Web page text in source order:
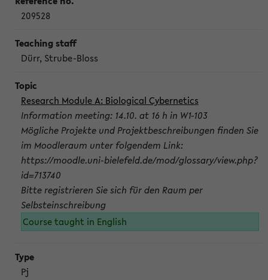
209528
Dürr, Strube-Bloss
Research Module A: Biological Cybernetics
Information meeting: 14.10. at 16 h in W1-103
Mögliche Projekte und Projektbeschreibungen finden Sie
im Moodleraum unter folgendem Link:
https://moodle.uni-bielefeld.de/mod/glossary/view.php?
id=713740
Bitte registrieren Sie sich für den Raum per
Selbsteinschreibung
Course taught in English
Pj